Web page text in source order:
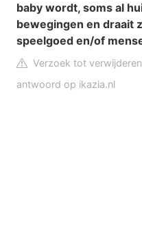
baby wordt, soms al
bewegingen en draait
speelgoed en/of
Verzoek tot
antwoord op ikazia.nl